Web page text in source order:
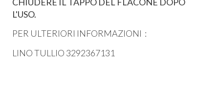
L'USO.
PER ULTERIORI INFORMAZIONI :
LINO TULLIO 3292367131